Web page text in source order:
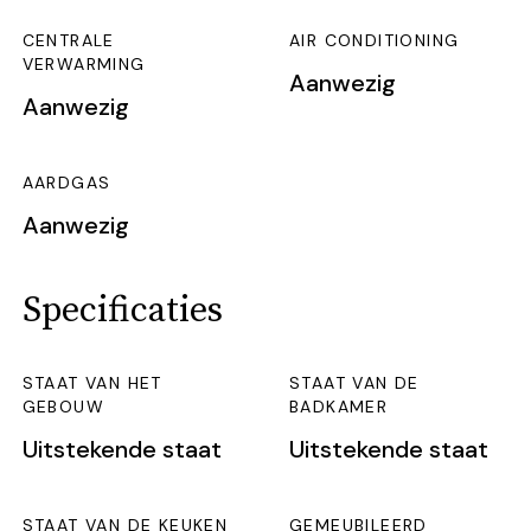
CENTRALE
VERWARMING
Aanwezig
AIR CONDITIONING
Aanwezig
AARDGAS
Aanwezig
Specificaties
STAAT VAN HET
GEBOUW
Uitstekende staat
STAAT VAN DE
BADKAMER
Uitstekende staat
STAAT VAN DE KEUKEN GEMEUBILEERD